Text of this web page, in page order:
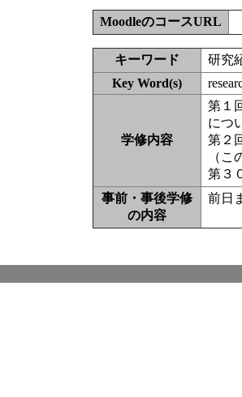
MoodleのコースURL
キーワード
研究
Key Word(s)
学修内容
第１
につ
第２
（
第３
事前・事後学修
の内容
前日